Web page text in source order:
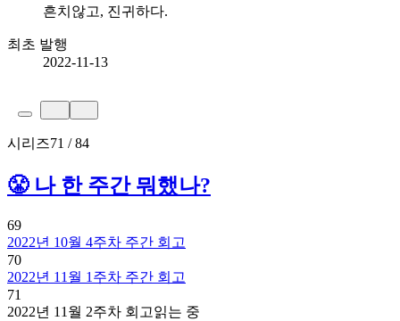
흔치않고, 진귀하다.
최초 발행
2022-11-13
시리즈71 / 84
😤 나 한 주간 뭐했나?
69
2022년 10월 4주차 주간 회고
70
2022년 11월 1주차 주간 회고
71
2022년 11월 2주차 회고읽는 중